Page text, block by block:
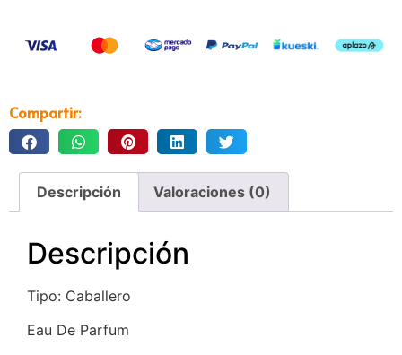
Compartir:
Descripción Valoraciones (0)
Descripción
Tipo: Caballero
Eau De Parfum